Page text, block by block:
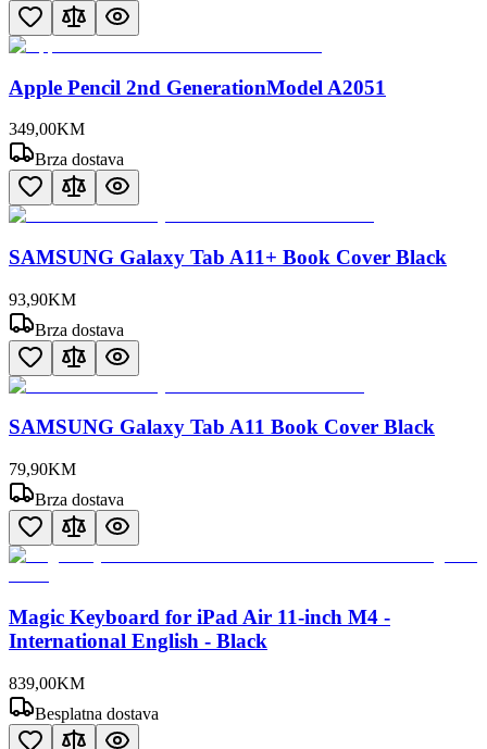
Apple Pencil 2nd GenerationModel A2051
349,00KM
Brza dostava
SAMSUNG Galaxy Tab A11+ Book Cover Black
93,90KM
Brza dostava
SAMSUNG Galaxy Tab A11 Book Cover Black
79,90KM
Brza dostava
Magic Keyboard for iPad Air 11-inch M4 -
International English - Black
839,00KM
Besplatna dostava